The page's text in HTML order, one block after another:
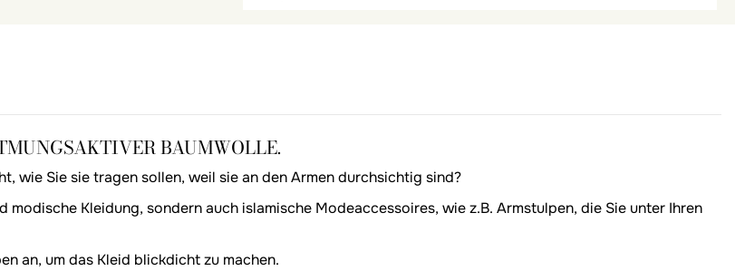
BAUMWOLLE.
wie Sie sie tragen sollen, weil sie an den Armen durchsichtig sind?
Kleidung, sondern auch islamische Modeaccessoires, wie z.B. Armstulpen, die Sie unter Ihren
an, um das Kleid blickdicht zu machen.